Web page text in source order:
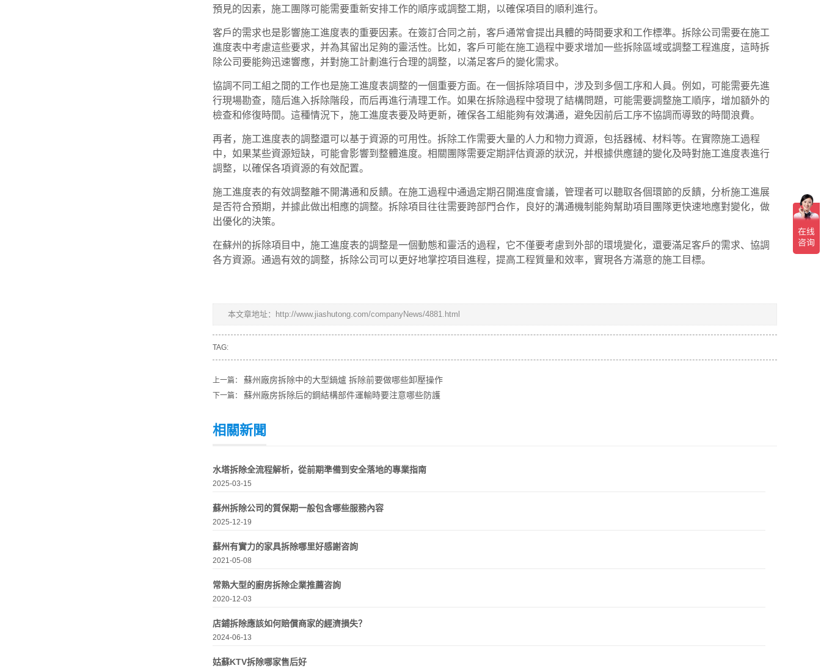
預見的因素，施工團隊可能需要重新安排工作的順序或調整工期，以確保項目的順利進行。
客戶的需求也是影響施工進度表的重要因素。在簽訂合同之前，客戶通常會提出具體的時間要求和工作標準。拆除公司需要在施工
進度表中考慮這些要求，并為其留出足夠的靈活性。比如，客戶可能在施工過程中要求增加一些拆除區域或調整工程進度，這時拆
除公司要能夠迅速響應，并對施工計劃進行合理的調整，以滿足客戶的變化需求。
協調不同工組之間的工作也是施工進度表調整的一個重要方面。在一個拆除項目中，涉及到多個工序和人員。例如，可能需要先進
行現場勘查，隨后進入拆除階段，而后再進行清理工作。如果在拆除過程中發現了結構問題，可能需要調整施工順序，增加額外的
檢查和修復時間。這種情況下，施工進度表要及時更新，確保各工組能夠有效溝通，避免因前后工序不協調而導致的時間浪費。
再者，施工進度表的調整還可以基于資源的可用性。拆除工作需要大量的人力和物力資源，包括器械、材料等。在實際施工過程
中，如果某些資源短缺，可能會影響到整體進度。相關團隊需要定期評估資源的狀況，并根據供應鏈的變化及時對施工進度表進行
調整，以確保各項資源的有效配置。
施工進度表的有效調整離不開溝通和反饋。在施工過程中通過定期召開進度會議，管理者可以聽取各個環節的反饋，分析施工進展
是否符合預期，并據此做出相應的調整。拆除項目往往需要跨部門合作，良好的溝通機制能夠幫助項目團隊更快速地應對變化，做
出優化的決策。
在蘇州的拆除項目中，施工進度表的調整是一個動態和靈活的過程，它不僅要考慮到外部的環境變化，還要滿足客戶的需求、協調
各方資源。通過有效的調整，拆除公司可以更好地掌控項目進程，提高工程質量和效率，實現各方滿意的施工目標。
本文章地址： http://www.jiashutong.com/companyNews/4881.html
TAG:
上一篇： 蘇州廠房拆除中的大型鍋爐 拆除前要做哪些卸壓操作
下一篇： 蘇州廠房拆除后的鋼結構部件運輸時要注意哪些防護
相關新聞
水塔拆除全流程解析，從前期準備到安全落地的專業指南
2025-03-15
蘇州拆除公司的質保期一般包含哪些服務內容
2025-12-19
蘇州有實力的家具拆除哪里好感謝咨詢
2021-05-08
常熟大型的廚房拆除企業推薦咨詢
2020-12-03
店鋪拆除應該如何賠償商家的經濟損失？
2024-06-13
姑蘇KTV拆除哪家售后好